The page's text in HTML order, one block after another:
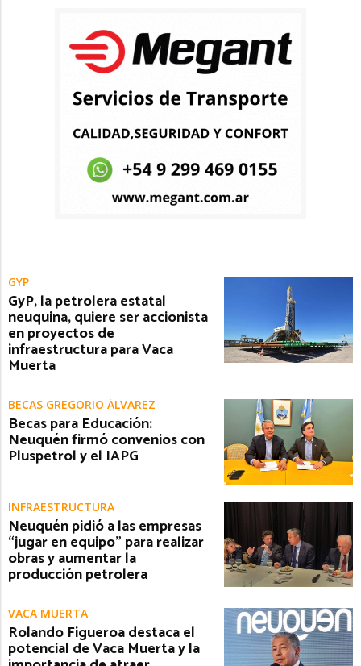
GYP
GyP, la petrolera estatal
neuquina, quiere ser accionista
en proyectos de
infraestructura para Vaca
Muerta
BECAS GREGORIO ÁLVAREZ
Becas para Educación:
Neuquén firmó convenios con
Pluspetrol y el IAPG
INFRAESTRUCTURA
Neuquén pidió a las empresas
“jugar en equipo” para realizar
obras y aumentar la
producción petrolera
VACA MUERTA
Rolando Figueroa destaca el
potencial de Vaca Muerta y la